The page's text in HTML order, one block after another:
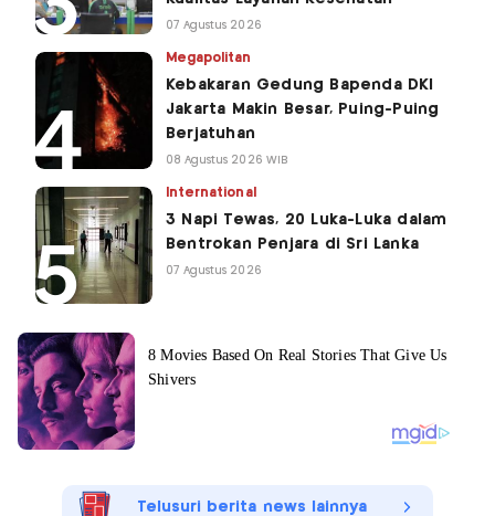
07 Agustus 2026
Megapolitan
Kebakaran Gedung Bapenda DKI
Jakarta Makin Besar, Puing-Puing
Berjatuhan
08 Agustus 2026 WIB
International
3 Napi Tewas, 20 Luka-Luka dalam
Bentrokan Penjara di Sri Lanka
07 Agustus 2026
Telusuri berita news lainnya